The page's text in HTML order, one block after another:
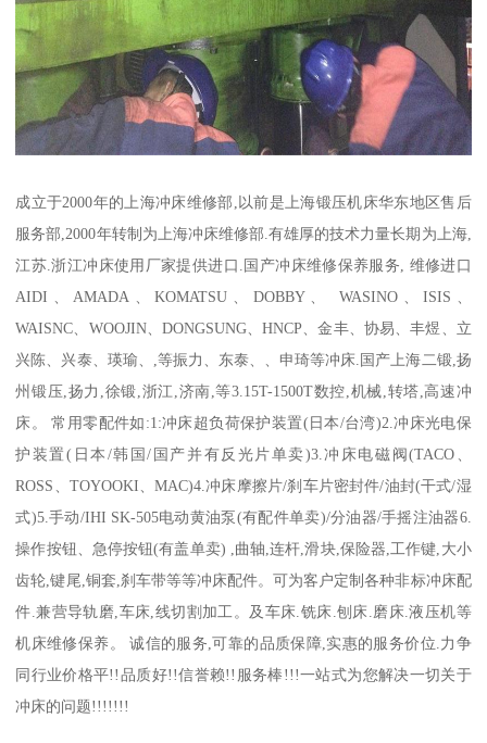
成立于2000年的上海冲床维修部,以前是上海锻压机床华东地区售后
服务部,2000年转制为上海冲床维修部.有雄厚的技术力量长期为上海,
江苏.浙江冲床使用厂家提供进口.国产冲床维修保养服务, 维修进口
AIDI、AMADA、KOMATSU、DOBBY、 WASINO、ISIS、
WAISNC、WOOJIN、DONGSUNG、HNCP、金丰、协易、丰煜、立
兴陈、兴泰、瑛瑜、,等振力、东泰、、申琦等冲床.国产上海二锻,扬
州锻压,扬力,徐锻,浙江,济南,等3.15T-1500T数控,机械,转塔,高速冲
床。 常用零配件如:1:冲床超负荷保护装置(日本/台湾)2.冲床光电保
护装置(日本/韩国/国产并有反光片单卖)3.冲床电磁阀(TACO、
ROSS、TOYOOKI、MAC)4.冲床摩擦片/刹车片密封件/油封(干式/湿
式)5.手动/IHI SK-505电动黄油泵(有配件单卖)/分油器/手摇注油器6.
操作按钮、急停按钮(有盖单卖) ,曲轴,连杆,滑块,保险器,工作键,大小
齿轮,键尾,铜套,刹车带等等冲床配件。可为客户定制各种非标冲床配
件.兼营导轨磨,车床,线切割加工。及车床.铣床.刨床.磨床.液压机等
机床维修保养。 诚信的服务,可靠的品质保障,实惠的服务价位.力争
同行业价格平!!品质好!!信誉赖!!服务棒!!!一站式为您解决一切关于
冲床的问题!!!!!!!